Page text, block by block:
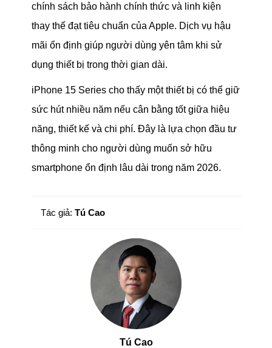
chính sách bảo hành chính thức và linh kiện
thay thế đạt tiêu chuẩn của Apple. Dịch vụ hậu
mãi ổn định giúp người dùng yên tâm khi sử
dụng thiết bị trong thời gian dài.
iPhone 15 Series cho thấy một thiết bị có thể giữ
sức hút nhiều năm nếu cân bằng tốt giữa hiệu
năng, thiết kế và chi phí. Đây là lựa chọn đầu tư
thông minh cho người dùng muốn sở hữu
smartphone ổn định lâu dài trong năm 2026.
Tác giả: Tú Cao
Tú Cao